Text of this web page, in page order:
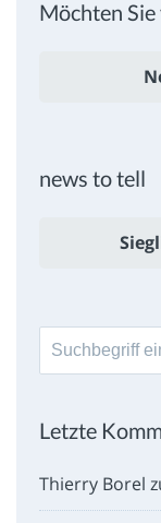
Möchten
news to tell
Suche
nach:
Letzte
Thierry Borel